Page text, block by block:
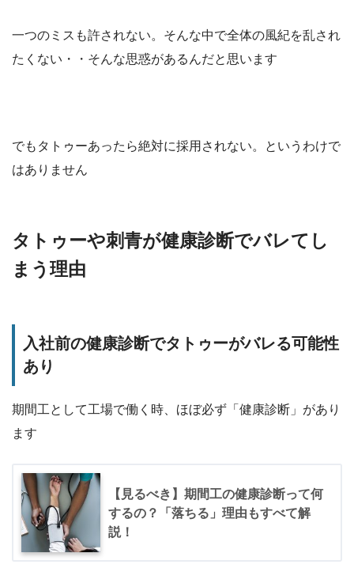
一つのミスも許されない。そんな中で全体の風紀を乱され
たくない・・そんな思惑があるんだと思います
でもタトゥーあったら絶対に採用されない。というわけで
はありません
タトゥーや刺青が健康診断でバレてし
まう理由
入社前の健康診断でタトゥーがバレる可能性
あり
期間工として工場で働く時、ほぼ必ず「健康診断」があり
ます
【見るべき】期間工の健康診断って何
するの？「落ちる」理由もすべて解
説！